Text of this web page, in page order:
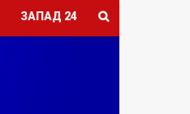
ЗАПАД 24